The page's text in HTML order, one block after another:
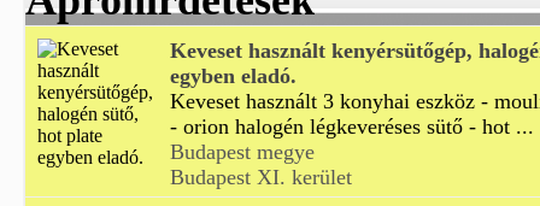
Keveset használt kenyérsütőgép,
egyben eladó.
Keveset használt 3 konyhai eszköz -
- orion halogén légkeveréses sütő - hot ...
Budapest megye
Budapest XI. kerület